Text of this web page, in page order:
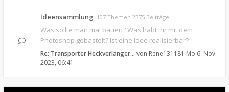
Ideensammlung 107 Themen 2375 Beiträge
Was sollte man mal bauen? Was habt Ihr mit dem
Photoshop gebastelt? Ist eine Idee realisierbar?
Re: Transporter Heckverlänger… von Rene131181 Mo 6. Nov
2023, 06:41